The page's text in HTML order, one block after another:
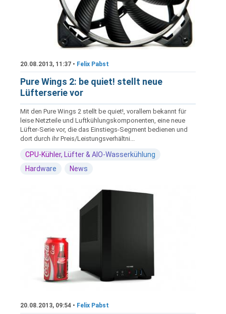
20.08.2013, 11:37 • Felix Pabst
Pure Wings 2: be quiet! stellt neue
Lüfterserie vor
Mit den Pure Wings 2 stellt be quiet!, vorallem bekannt für
leise Netzteile und Luftkühlungskomponenten, eine neue
Lüfter-Serie vor, die das Einstiegs-Segment bedienen und
dort durch ihr Preis/Leistungsverhältni...
CPU-Kühler, Lüfter & AIO-Wasserkühlung
Hardware
News
20.08.2013, 09:54 • Felix Pabst